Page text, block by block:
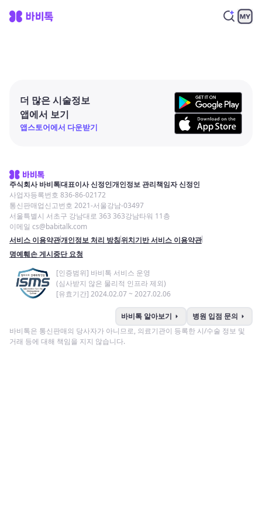
더 많은 시술정보
앱에서 보기
앱스토어에서 다운받기
주식회사 바비톡대표이사 신정인개인정보 관리책임자 신정인
사업자등록번호 836-86-02172
통신판매업신고번호 2021-서울강남-03497
서울특별시 서초구 강남대로 363 363강남타워 11층
이메일 cs@babitalk.com
서비스 이용약관개인정보 처리 방침위치기반 서비스 이용약관
명예훼손 게시중단 요청
[인증범위] 바비톡 서비스 운영
(심사받지 않은 물리적 인프라 제외)
[유효기간] 2024.02.07 ~ 2027.02.06
바비톡 알아보기 arrow_right 병원 입점 문의 arrow_right
바비톡은 통신판매의 당사자가 아니므로, 의료기관이 등록한 시/수술 정보 및
거래 등에 대해 책임을 지지 않습니다.